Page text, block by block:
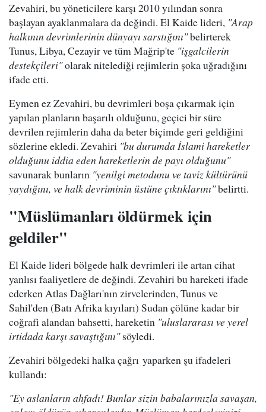
Zevahiri, bu yöneticilere karşı 2010 yılından sonra
başlayan ayaklanmalara da değindi. El Kaide lideri, "Arap
halkının devrimlerinin dünyayı sarstığını"belirterek
Tunus, Libya, Cezayir ve tüm Mağrip'te "işgalcilerin
destekçileri"olarak nitelediği rejimlerin şoka uğradığını
ifade etti.
Eymen ez Zevahiri, bu devrimleri boşa çıkarmak için
yapılan planların başarılı olduğunu, geçici bir süre
devrilen rejimlerin daha da beter biçimde geri geldiğini
sözlerine ekledi. Zevahiri "bu durumda İslami hareketler
olduğunu iddia eden hareketlerin de payı olduğunu"
savunarak bunların "yenilgi metodunu ve taviz kültürünü
yaydığını, ve halk devriminin üstüne çıktıklarını"belirtti.
"Müslümanları öldürmek için
geldiler"
El Kaide lideri bölgede halk devrimleri ile artan cihat
yanlısı faaliyetlere de değindi. Zevahiri bu hareketi ifade
ederken Atlas Dağları'nın zirvelerinden, Tunus ve
Sahil'den (Batı Afrika kıyıları) Sudan çölüne kadar bir
coğrafi alandan bahsetti, hareketin "uluslararası ve yerel
irtidada karşı savaştığını"söyledi.
Zevahiri bölgedeki halka çağrı yaparken şu ifadeleri
kullandı:
"Ey aslanların ahfadı! Bunlar sizin babalarınızla savaşan,